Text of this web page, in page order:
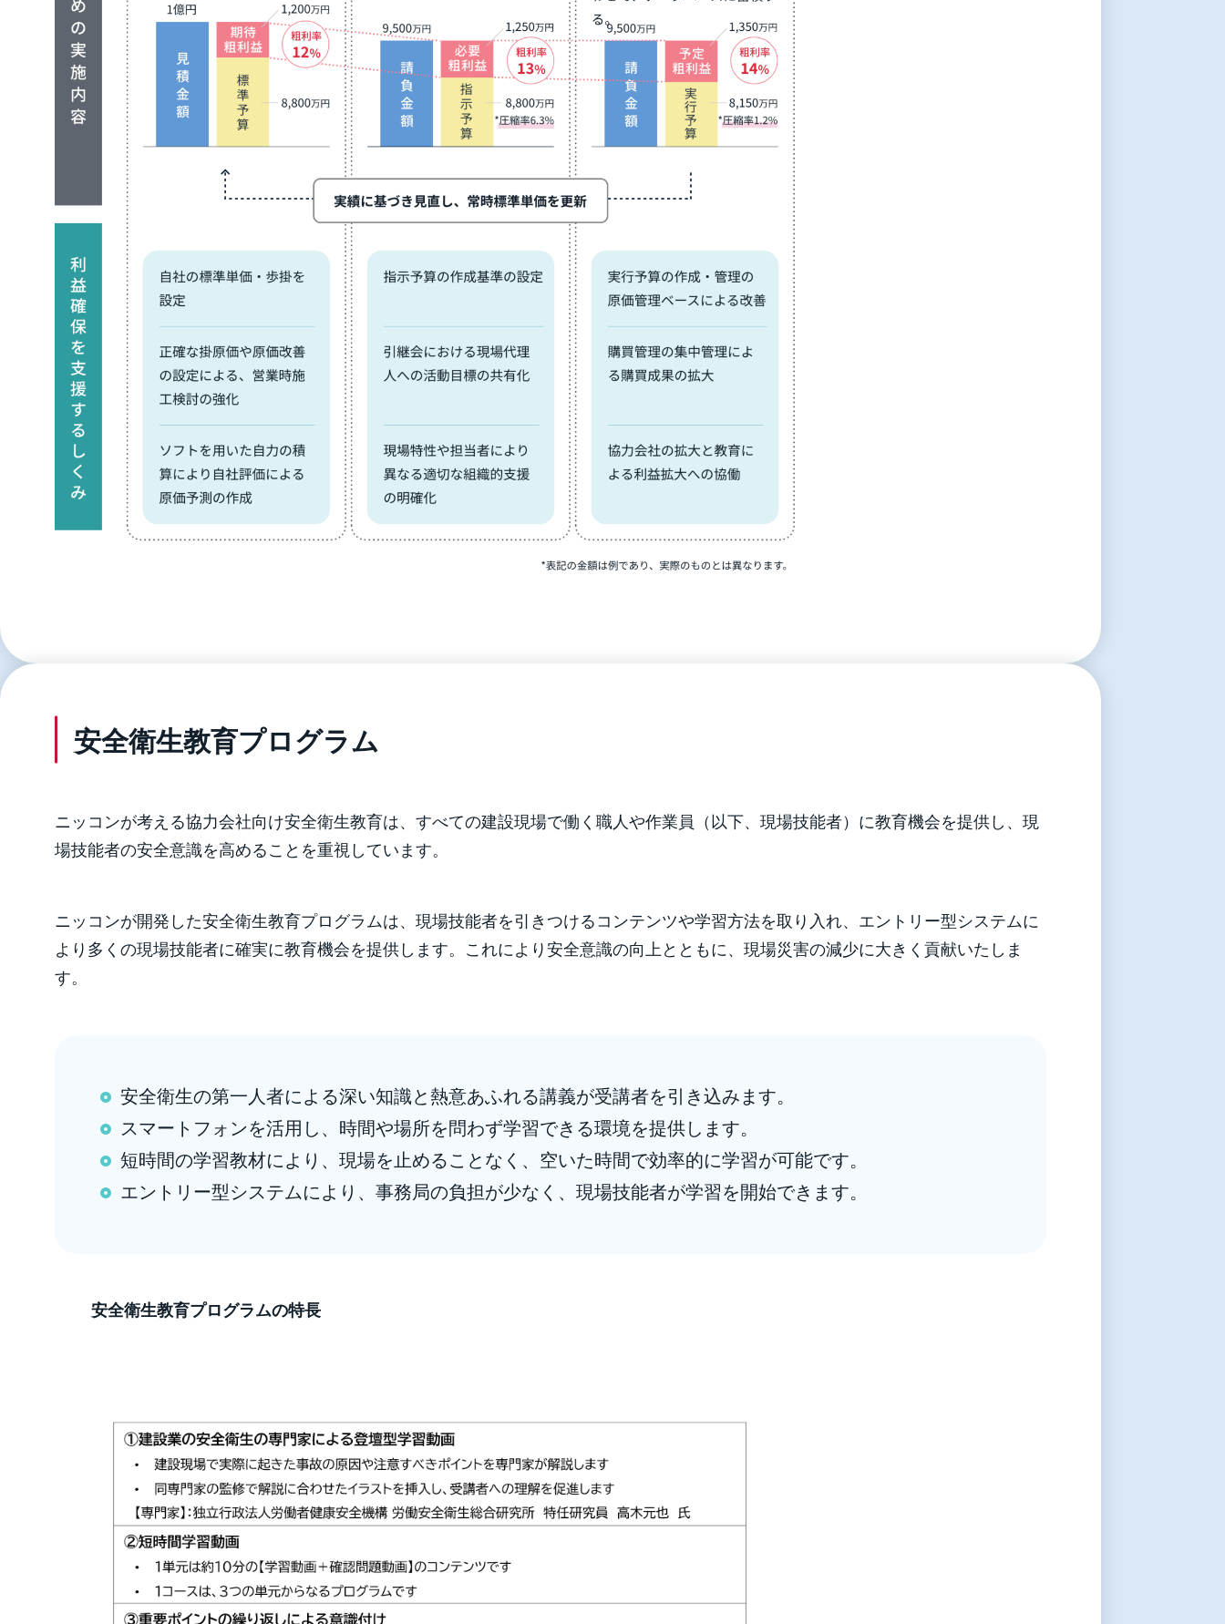
安全衛生教育プログラム
ニッコンが考える協力会社向け安全衛生教育は、すべての建設現場で働く職人や作業員（以下、現場技能者）に教育機会を提供し、現
場技能者の安全意識を高めることを重視しています。
ニッコンが開発した安全衛生教育プログラムは、現場技能者を引きつけるコンテンツや学習方法を取り入れ、エントリー型システムに
より多くの現場技能者に確実に教育機会を提供します。これにより安全意識の向上とともに、現場災害の減少に大きく貢献いたしま
す。
安全衛生の第一人者による深い知識と熱意あふれる講義が受講者を引き込みます。
スマートフォンを活用し、時間や場所を問わず学習できる環境を提供します。
短時間の学習教材により、現場を止めることなく、空いた時間で効率的に学習が可能です。
エントリー型システムにより、事務局の負担が少なく、現場技能者が学習を開始できます。
安全衛生教育プログラムの特長